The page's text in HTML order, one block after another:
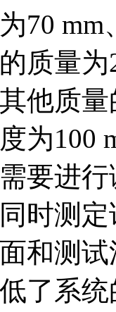
70
质量
他质
为100
要进
时测
和测
了系